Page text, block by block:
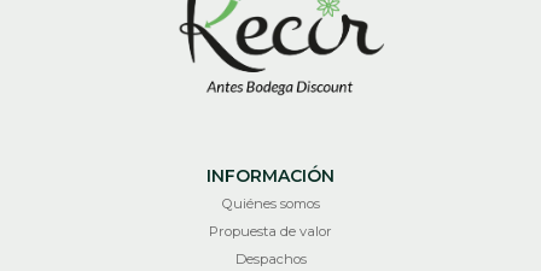
INFORMACIÓN
Quiénes somos
Propuesta de valor
Despachos